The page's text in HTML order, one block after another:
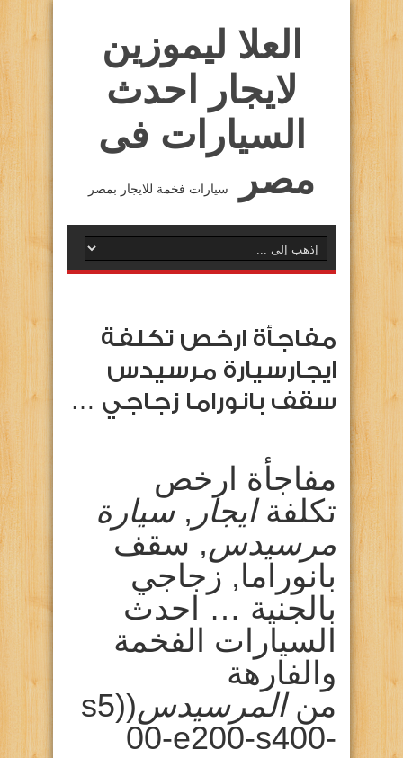
العلا ليموزين
لايجار احدث
السيارات فى
مصر
سيارات فخمة للايجار بمصر
مفاجأة ارخص تكلفة
ايجارسيارة مرسيدس
سقف بانوراما زجاجي …
مفاجأة ارخص
تكلفةايجار ,سيارة
مرسيدس, سقف
بانوراما, زجاجي
بالجنية … احدث
السيارات الفخمة
والفارهة
منالمرسيدس
((s5
00-e200-s400-